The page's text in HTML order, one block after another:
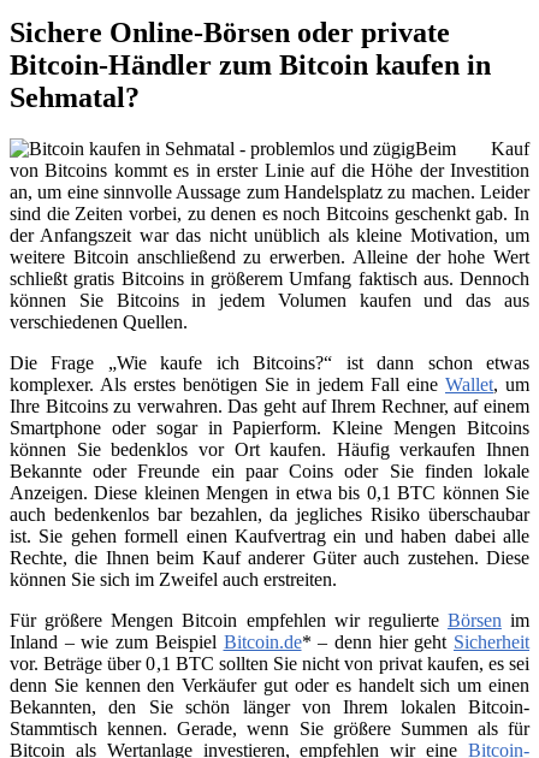
Sichere Online-Börsen oder private
Bitcoin-Händler zum Bitcoin kaufen in
Sehmatal?
Beim Kauf
von Bitcoins kommt es in erster Linie auf die Höhe der Investition
an, um eine sinnvolle Aussage zum Handelsplatz zu machen. Leider
sind die Zeiten vorbei, zu denen es noch Bitcoins geschenkt gab. In
der Anfangszeit war das nicht unüblich als kleine Motivation, um
weitere Bitcoin anschließend zu erwerben. Alleine der hohe Wert
schließt gratis Bitcoins in größerem Umfang faktisch aus. Dennoch
können Sie Bitcoins in jedem Volumen kaufen und das aus
verschiedenen Quellen.
Die Frage „Wie kaufe ich Bitcoins?“ ist dann schon etwas
komplexer. Als erstes benötigen Sie in jedem Fall eine Wallet, um
Ihre Bitcoins zu verwahren. Das geht auf Ihrem Rechner, auf einem
Smartphone oder sogar in Papierform. Kleine Mengen Bitcoins
können Sie bedenklos vor Ort kaufen. Häufig verkaufen Ihnen
Bekannte oder Freunde ein paar Coins oder Sie finden lokale
Anzeigen. Diese kleinen Mengen in etwa bis 0,1 BTC können Sie
auch bedenkenlos bar bezahlen, da jegliches Risiko überschaubar
ist. Sie gehen formell einen Kaufvertrag ein und haben dabei alle
Rechte, die Ihnen beim Kauf anderer Güter auch zustehen. Diese
können Sie sich im Zweifel auch erstreiten.
Für größere Mengen Bitcoin empfehlen wir regulierte Börsen im
Inland – wie zum Beispiel Bitcoin.de* – denn hier geht Sicherheit
vor. Beträge über 0,1 BTC sollten Sie nicht von privat kaufen, es sei
denn Sie kennen den Verkäufer gut oder es handelt sich um einen
Bekannten, den Sie schön länger von Ihrem lokalen Bitcoin-
Stammtisch kennen. Gerade, wenn Sie größere Summen als für
Bitcoin als Wertanlage investieren, empfehlen wir eine Bitcoin-